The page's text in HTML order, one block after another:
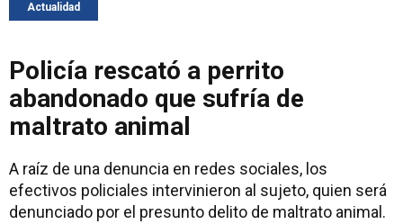
Actualidad
Policía rescató a perrito
abandonado que sufría de
maltrato animal
A raíz de una denuncia en redes sociales, los
efectivos policiales intervinieron al sujeto, quien será
denunciado por el presunto delito de maltrato animal.